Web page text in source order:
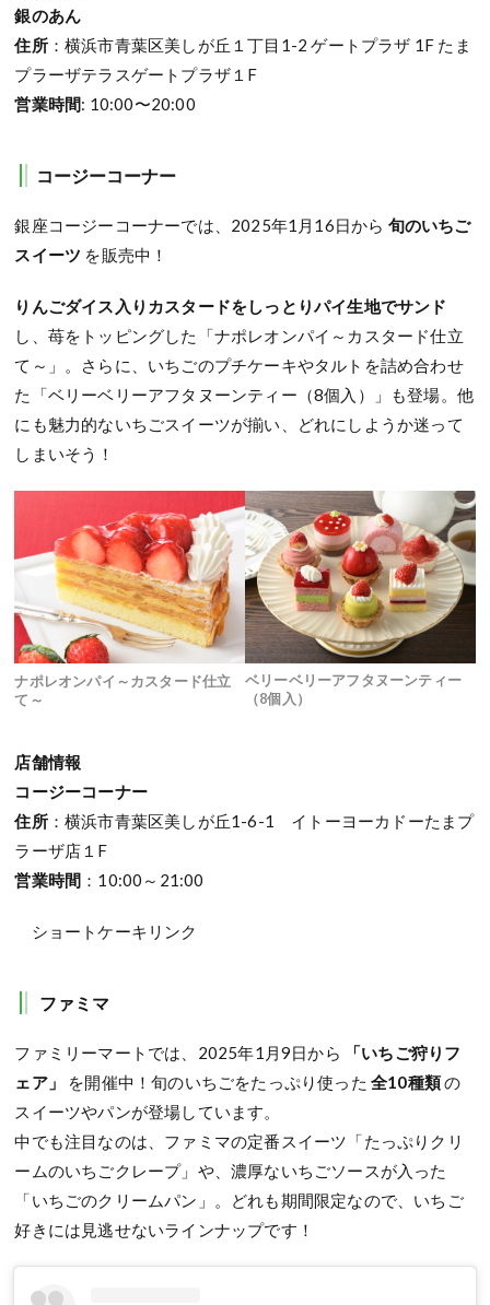
銀のあん
住所：横浜市青葉区美しが丘１丁目1-2 ゲートプラザ 1F たま
プラーザテラスゲートプラザ１F
営業時間: 10:00〜20:00
コージーコーナー
銀座コージーコーナーでは、2025年1月16日から 旬のいちご
スイーツ を販売中！
りんごダイス入りカスタードをしっとりパイ生地でサンド
し、苺をトッピングした「ナポレオンパイ～カスタード仕立
て～」。さらに、いちごのプチケーキやタルトを詰め合わせ
た「ベリーベリーアフタヌーンティー（8個入）」も登場。他
にも魅力的ないちごスイーツが揃い、どれにしようか迷って
しまいそう！
ナポレオンパイ～カスタード仕立
て～
ベリーベリーアフタヌーンティー
（8個入）
店舗情報
コージーコーナー
住所：横浜市青葉区美しが丘1-6-1 イトーヨーカドーたまプ
ラーザ店１F
営業時間 ：10:00～21:00
ショートケーキリンク
ファミマ
ファミリーマートでは、2025年1月9日から
「いちご狩りフ
ェア」
を開催中！旬のいちごをたっぷり使った全10種類の
スイーツやパンが登場しています。
中でも注目なのは、ファミマの定番スイーツ「たっぷりクリ
ームのいちごクレープ」や、濃厚ないちごソースが入った
「いちごのクリームパン」。どれも期間限定なので、いちご
好きには見逃せないラインナップです！